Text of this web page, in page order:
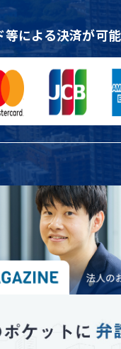
による決済が可能